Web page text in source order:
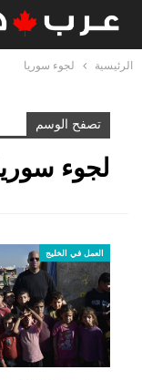
الرئيسية لجوء سوريا
تصفح الوسم
لجوء
العمل في الخليج